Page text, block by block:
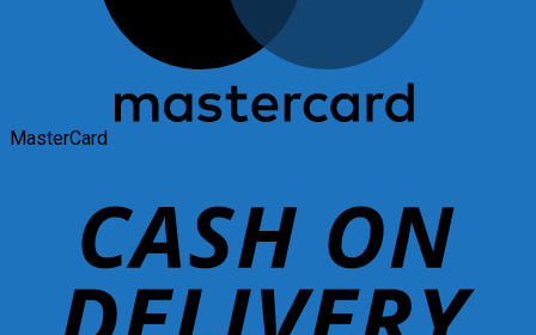
MasterCard